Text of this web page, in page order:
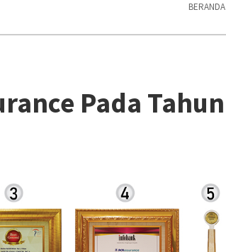
BERANDA
Pada Tahun